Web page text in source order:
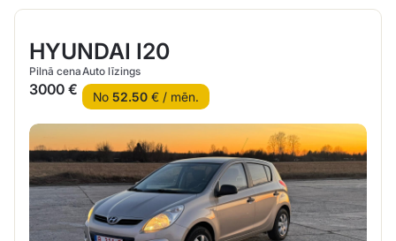
HYUNDAI I20
Pilnā cena
3000 €
Auto līzings
No 52.50€ / mēn.